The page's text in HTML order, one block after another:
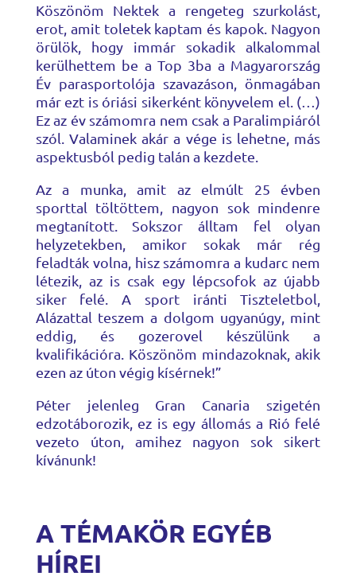
Köszönöm Nektek a rengeteg szurkolást,
erot, amit toletek kaptam és kapok. Nagyon
örülök, hogy immár sokadik alkalommal
kerülhettem be a Top 3ba a Magyarország
Év parasportolója szavazáson, önmagában
már ezt is óriási sikerként könyvelem el. (…)
Ez az év számomra nem csak a Paralimpiáról
szól. Valaminek akár a vége is lehetne, más
aspektusból pedig talán a kezdete.
Az a munka, amit az elmúlt 25 évben
sporttal töltöttem, nagyon sok mindenre
megtanított. Sokszor álltam fel olyan
helyzetekben, amikor sokak már rég
feladták volna, hisz számomra a kudarc nem
létezik, az is csak egy lépcsofok az újabb
siker felé. A sport iránti Tiszteletbol,
Alázattal teszem a dolgom ugyanúgy, mint
eddig, és gozerovel készülünk a
kvalifikációra. Köszönöm mindazoknak, akik
ezen az úton végig kísérnek!”
Péter jelenleg Gran Canaria szigetén
edzotáborozik, ez is egy állomás a Rió felé
vezeto úton, amihez nagyon sok sikert
kívánunk!
A TÉMAKÖR EGYÉB
HÍREI